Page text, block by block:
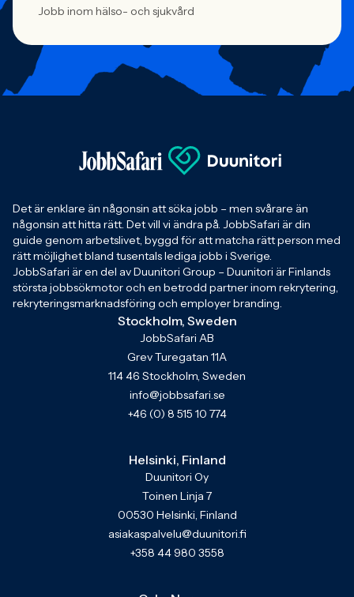
Jobb inom hälso- och sjukvård
Det är enklare än någonsin att söka jobb – men svårare än
någonsin att hitta rätt. Det vill vi ändra på. JobbSafari är din
guide genom arbetslivet, byggd för att matcha rätt person med
rätt möjlighet bland tusentals lediga jobb i Sverige.
JobbSafari är en del av Duunitori Group – Duunitori är Finlands
största jobbsökmotor och en betrodd partner inom rekrytering,
rekryteringsmarknadsföring och employer branding.
Stockholm, Sweden
JobbSafari AB
Grev Turegatan 11A
114 46 Stockholm, Sweden
info@jobbsafari.se
+46 (0) 8 515 10 774
Helsinki, Finland
Duunitori Oy
Toinen Linja 7
00530 Helsinki, Finland
asiakaspalvelu@duunitori.fi
+358 44 980 3558